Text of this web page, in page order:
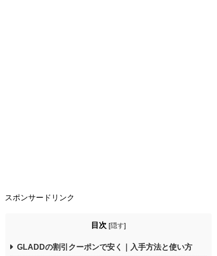
スポンサードリンク
目次 [隠す]
GLADDの割引クーポンで安く｜入手方法と使い方